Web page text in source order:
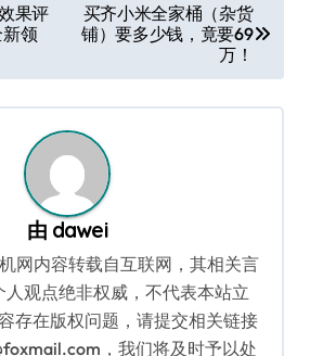
果评
领
买齐小米全家桶（杂货
铺）要多少钱，竟要69
万！
由 dawei
网内容转载自互联网，其相关言
观点绝非权威，不代表本站立
存在版权问题，请提交相关链接
，我们将及时予以处